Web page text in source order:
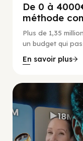
De 0 à
méthode
Plus de 1,35
un budget qui
En savoir plus